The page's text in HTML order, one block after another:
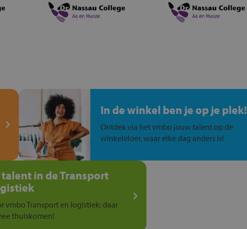
In de winkel ben je op je plek!
Ontdek via het vmbo jouw talent op de
winkelvloer, waar elke dag anders is!
in de Transport
vmbo Transport en logistiek: daar
thuiskomen!